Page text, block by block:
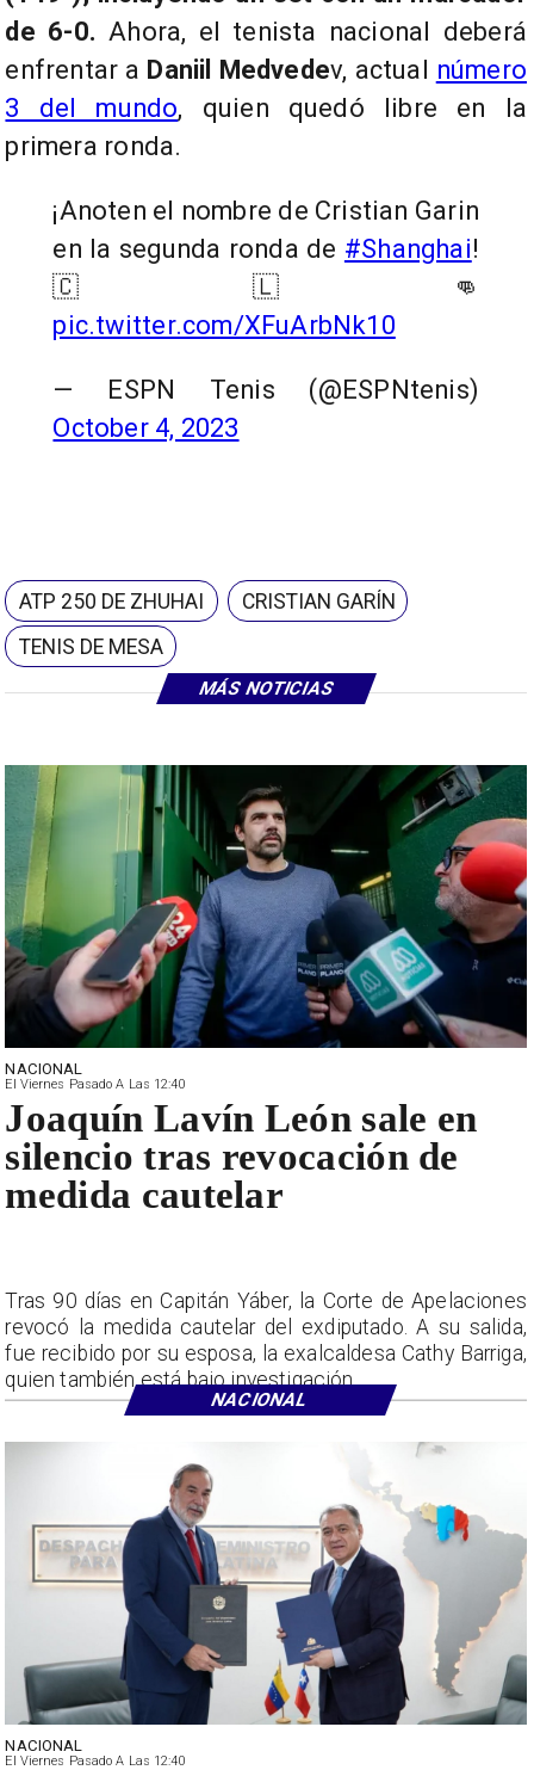
MÁS NOTICIAS
de 6-0.Ahora, el tenista nacional deberá
enfrentar a Daniil Medvedev, actual número
3 del mundo, quien quedó libre en la
primera ronda.
¡Anoten el nombre de Cristian Garin
en la segunda ronda de #Shanghai!
🇨🇱👊
pic.twitter.com/XFuArbNk10
— ESPN Tenis (@ESPNtenis)
October 4, 2023
ATP 250 DE ZHUHAI
CRISTIAN GARÍN
TENIS DE MESA
NACIONAL
El Viernes Pasado A Las 12:40
NACIONAL
El Viernes Pasado A Las 12:40
Joaquín Lavín León sale en
silencio tras revocación de
medida cautelar
Tras 90 días en Capitán Yáber, la Corte de Apelaciones
revocó la medida cautelar del exdiputado. A su salida,
fue recibido por su esposa, la exalcaldesa Cathy Barriga,
quien también está bajo investigación.
NACIONAL